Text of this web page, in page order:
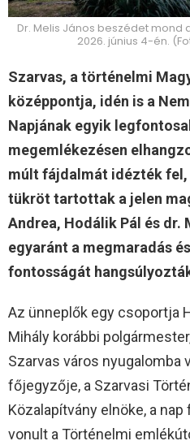
Dr. Melis János beszédet
2026. június 4-én.
Szarvas, a történelmi
középpontja, idén is a
Napjának egyik
megemlékezésen
múlt fájdalmát idézték fel,
tükröt tartottak a jelen
Andrea, Hodálik Pál és dr.
egyaránt a megmaradás
fontosságát
Az ünneplők egy csoportja
Mihály korábbi
Szarvas város nyugalomba
főjegyzője, a Szarvasi
Közalapítvány elnöke, a
vonult a Történelmi